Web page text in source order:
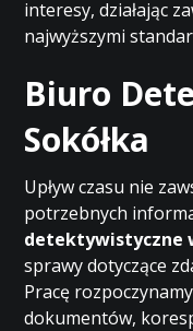
interesy, działając
najwyższymi
Biuro
Sokółka
Upływ czasu nie
potrzebnych
detektywistyczne
sprawy dotyczące
Pracę
dokumentów,